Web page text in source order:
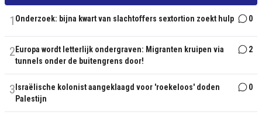
1 Onderzoek: bijna kwart van slachtoffers sextortion zoekt hulp 0
2Europa wordt letterlijk ondergraven: Migranten kruipen via
tunnels onder de buitengrens door!
2
3Israëlische kolonist aangeklaagd voor 'roekeloos' doden
Palestijn
0